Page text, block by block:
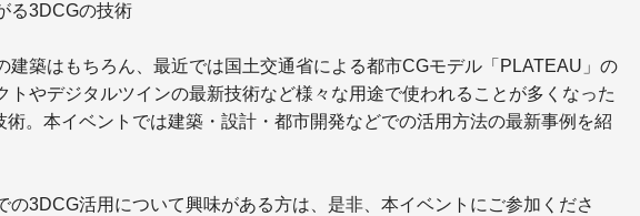
る3DCGの技術
建築はもちろん、最近では国土交通省による都市CGモデル「PLATEAU」の
トやデジタルツインの最新技術など様々な用途で使われることが多くなった
術。本イベントでは建築・設計・都市開発などでの活用方法の最新事例を紹
の3DCG活用について興味がある方は、是非、本イベントにご参加くださ